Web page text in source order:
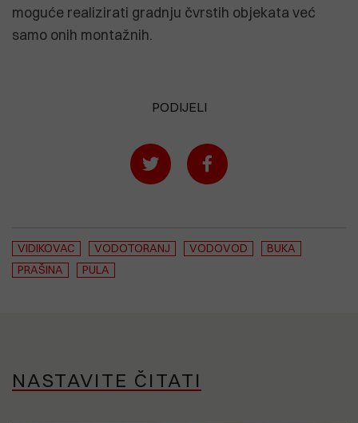
moguće realizirati gradnju čvrstih objekata već
samo onih montažnih.
PODIJELI
VIDIKOVAC VODOTORANJ VODOVOD
BUKA
PRAŠINA
PULA
NASTAVITE ČITATI